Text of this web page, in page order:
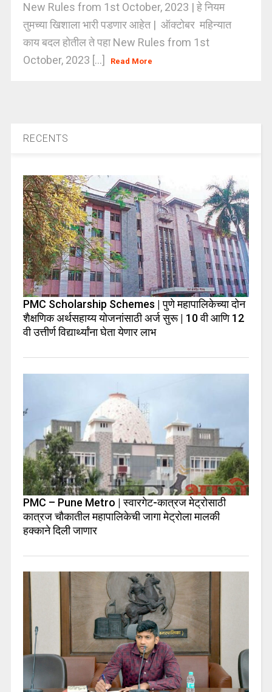
New Rules from 1st October, 2023 | हे नियम
तुमच्या खिशाला भारी पडणार आहेत | ऑक्टोबर महिन्यात
काय बदल होतील ते पहा New Rules from 1st
October, 2023 [...]
Read More
RECENTS
PMC Scholarship Schemes | पुणे महापालिकेच्या दोन
शैक्षणिक अर्थसहाय्य योजनांसाठी अर्ज सुरू | 10 वी आणि 12
वी उत्तीर्ण विद्यार्थ्यांना घेता येणार लाभ
PMC – Pune Metro | स्वारगेट-कात्रज मेट्रोसाठी
कात्रज चौकातील महापालिकेची जागा मेट्रोला मालकी
हक्काने दिली जाणार